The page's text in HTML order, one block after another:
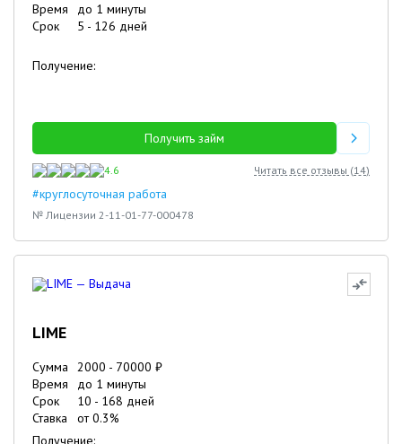
Время
до 1 минуты
Срок
5 - 126 дней
Получение:
Получить займ
4.6 Читать все отзывы (14)
#круглосуточная работа
№ Лицензии 2-11-01-77-000478
LIME
Сумма 2000 - 70000 ₽
Время
до 1 минуты
Срок
10 - 168 дней
Ставка
от0.3%
Получение: